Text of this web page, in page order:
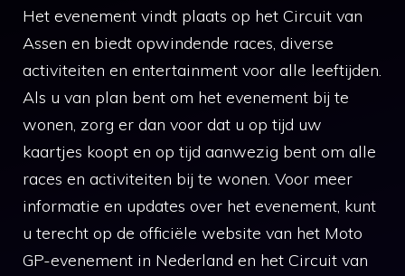
Het evenement vindt plaats op het Circuit van
Assen en biedt opwindende races, diverse
activiteiten en entertainment voor alle leeftijden.
Als u van plan bent om het evenement bij te
wonen, zorg er dan voor dat u op tijd uw
kaartjes koopt en op tijd aanwezig bent om alle
races en activiteiten bij te wonen. Voor meer
informatie en updates over het evenement, kunt
u terecht op de officiële website van het Moto
GP-evenement in Nederland en het Circuit van